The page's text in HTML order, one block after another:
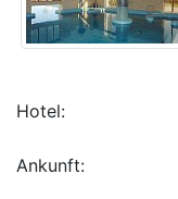
Hotel:
Ankunft: